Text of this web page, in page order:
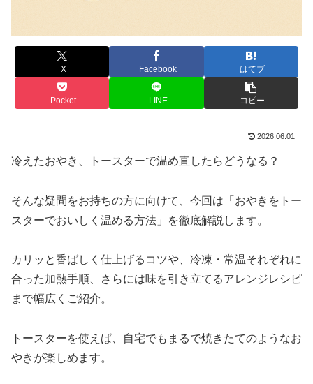
X Facebook はてブ
Pocket LINE コピー
2026.06.01
冷えたおやき、トースターで温め直したらどうなる？
そんな疑問をお持ちの方に向けて、今回は「おやきをトー
スターでおいしく温める方法」を徹底解説します。
カリッと香ばしく仕上げるコツや、冷凍・常温それぞれに
合った加熱手順、さらには味を引き立てるアレンジレシピ
まで幅広くご紹介。
トースターを使えば、自宅でもまるで焼きたてのようなお
やきが楽しめます。